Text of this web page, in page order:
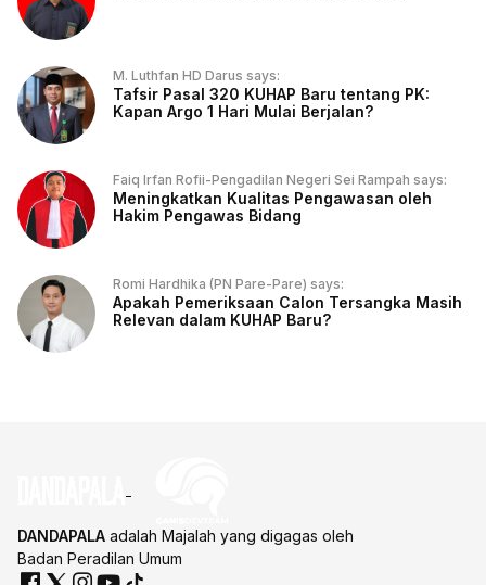
M. Luthfan HD Darus says:
Tafsir Pasal 320 KUHAP Baru tentang PK:
Kapan Argo 1 Hari Mulai Berjalan?
Faiq Irfan Rofii-Pengadilan Negeri Sei Rampah says:
Meningkatkan Kualitas Pengawasan oleh
Hakim Pengawas Bidang
Romi Hardhika (PN Pare-Pare) says:
Apakah Pemeriksaan Calon Tersangka Masih
Relevan dalam KUHAP Baru?
DANDAPALA adalah Majalah yang digagas oleh
Badan Peradilan Umum